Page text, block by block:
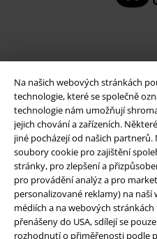
Na našich webových stránkách
technologie, které se společně
technologie nám umožňují
jejich chování a zařízeních.
jiné pocházejí od našich
soubory cookie pro zajištění
stránky, pro zlepšení a
pro provádění analýz a pro
personalizované reklamy) na naší
médiích a na webových
přenášeny do USA, sdílejí se
rozhodnutí o přiměřenosti podle
Právní informace
Podmínky
Prohlášení